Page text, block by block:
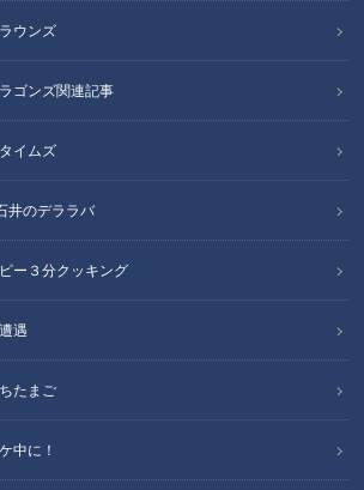
ウンズ
ゴンズ関連記事
イムズ
井のデララバ
ー３分クッキング
遇
たまご
中に！
よドラゴンズ」(C)燃えドラch
ンズ
「燃えよドラゴンズ」燃えドラch
ない話シリーズ 侍ジャパン前編